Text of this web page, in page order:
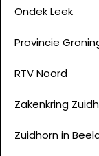
Ondek Leek
Provincie
RTV Noord
Zakenkring
Zuidhorn in